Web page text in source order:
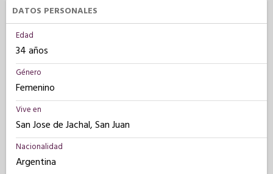
DATOS PERSONALES
Edad
34 años
Género
Femenino
Vive en
San Jose de Jachal, San Juan
Nacionalidad
Argentina